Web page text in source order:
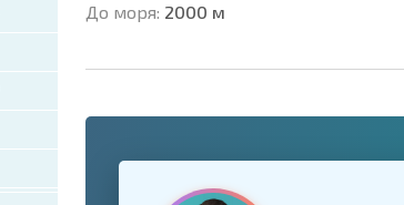
До моря: 2000 м
United
+1